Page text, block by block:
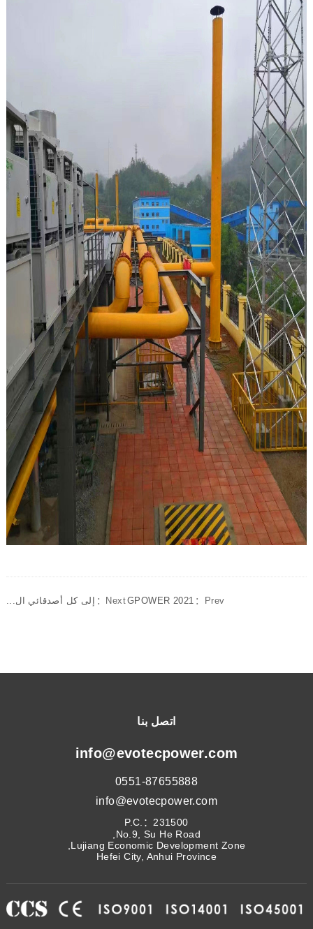
Next： إلى كل أصدقائي ال... Prev：
GPOWER 2021
اتصل بنا
info@evotecpower.com
0551-87655888
info@evotecpower.com
P.C.：231500
No.9, Su He Road,
Lujiang Economic Development Zone,
Hefei City, Anhui Province